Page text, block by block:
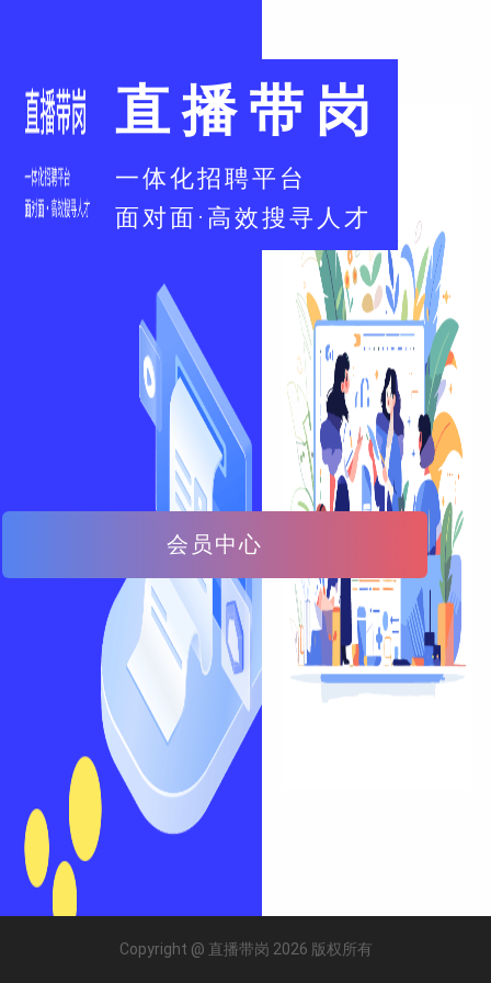
直播带岗
一体化招聘平台
面对面·高效搜寻人才
会员中心
Copyright @ 直播带岗 2026 版权所有